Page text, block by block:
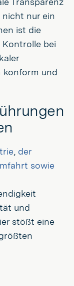
nur ein
ist die
bei
konform und
, der
sowie
und
stößt eine